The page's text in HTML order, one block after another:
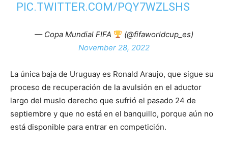
PIC.TWITTER.COM/PQY7WZLSHS
— Copa Mundial FIFA
(@fifaworldcup_es)
November 28, 2022
La única baja de Uruguay es Ronald Araujo, que sigue su
proceso de recuperación de la avulsión en el aductor
largo del muslo derecho que sufrió el pasado 24 de
septiembre y que no está en el banquillo, porque aún no
está disponible para entrar en competición.